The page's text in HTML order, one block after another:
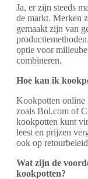
Ja, er zijn steeds
de markt. Merken
gemaakt zijn van
optie voor
combineren.
Hoe kan ik
Kookpotten online
zoals Bol.com of
kookpotten kunt
leest en prijzen
ook op
Wat zijn de
kookpotten?